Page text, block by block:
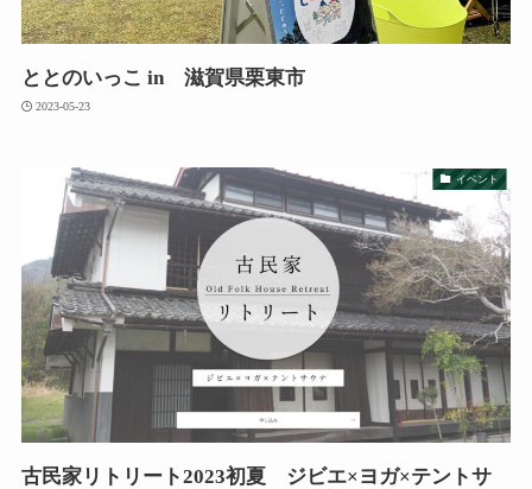
ととのいっこ in 滋賀県栗東市
2023-05-23
イベント
古民家リトリート2023初夏 ジビエ×ヨガ×テントサ